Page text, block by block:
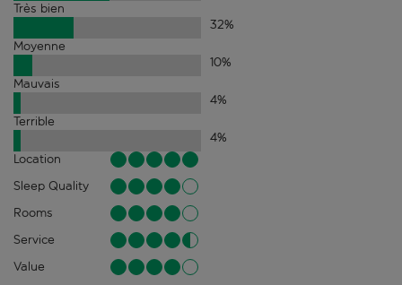
Très bien
32%
Moyenne
10%
Mauvais
4%
Terrible
4%
Location
Sleep Quality
Rooms
Service
Value